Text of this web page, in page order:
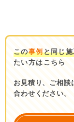
この事例と同じ
たい方はこちら
お見積り、ご相談
合わせください。